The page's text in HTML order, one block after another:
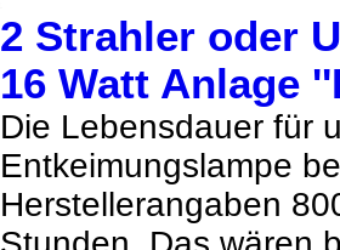
2 Strahler oder
16 Watt Anlage
Die Lebensdauer für
Entkeimungslampe
Herstellerangaben